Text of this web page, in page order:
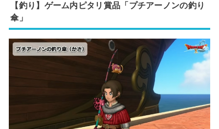
【釣り】ゲーム内ピタリ賞品「プチアーノンの釣り
傘」